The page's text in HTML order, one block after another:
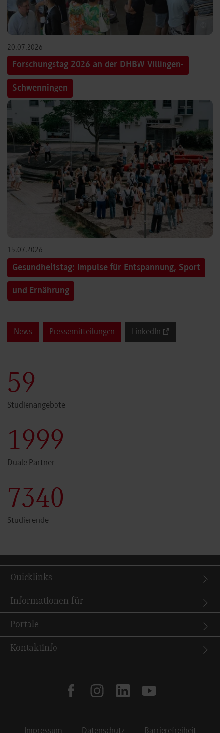
20.07.2026
Forschungstag 2026 an der DHBW Villingen-
Schwenningen
15.07.2026
Gesundheitstag: Impulse für Entspannung, Sport
und Ernährung
News Pressemitteilungen LinkedIn
60
Studienangebote
2000
Duale Partner
7341
Studierende
Quicklinks
Informationen für
Portale
Kontaktinfo
facebookinstagramlinkedin youtube